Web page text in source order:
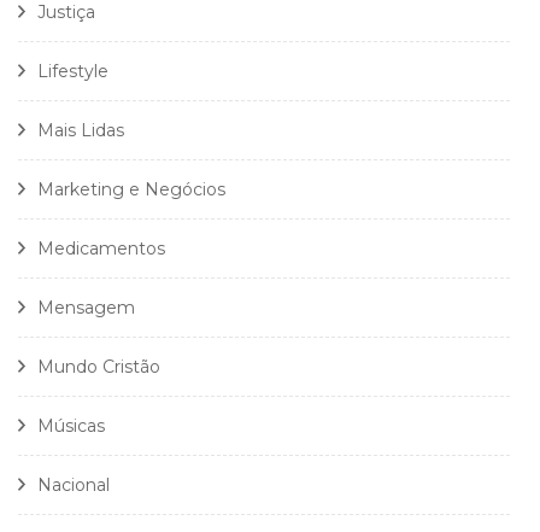
Justiça
Lifestyle
Mais Lidas
Marketing e Negócios
Medicamentos
Mensagem
Mundo Cristão
Músicas
Nacional